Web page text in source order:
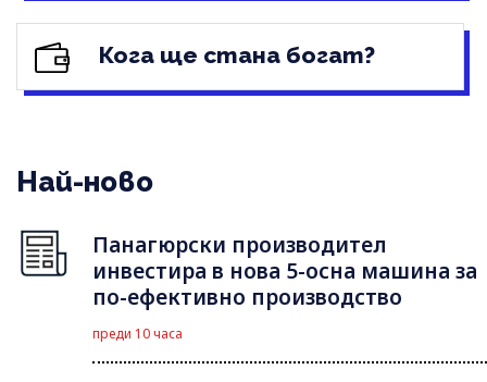
Кога ще стана богат?
Най-ново
Панагюрски производител
инвестира в нова 5-осна машина за
по-ефективно производство
преди 10 часа